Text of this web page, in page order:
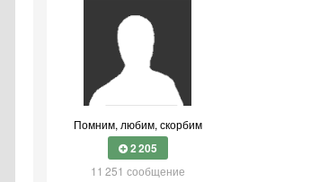
Помним, любим, скорбим
2 205
11 251 сообщение